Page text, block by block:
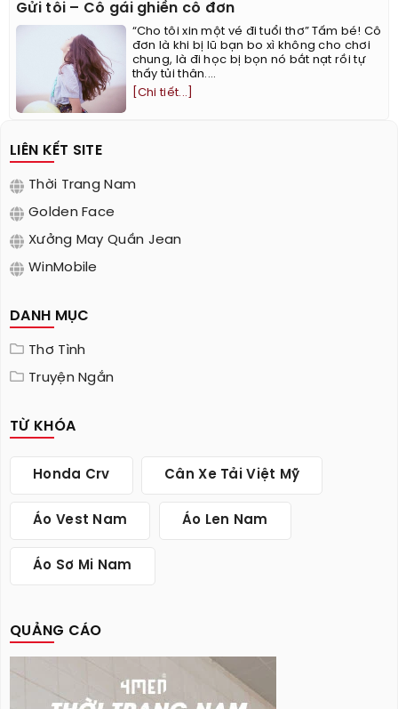
Gửi tôi – Cô gái ghiền cô đơn
“Cho tôi xin một vé đi tuổi thơ” Tấm bé! Cô
đơn là khi bị lũ bạn bo xì không cho chơi
chung, là đi học bị bọn nó bắt nạt rồi tự
thấy tủi thân....
[Chi tiết...]
LIÊN KẾT SITE
Thời Trang Nam
Golden Face
Xưởng May Quần Jean
WinMobile
DANH MỤC
Thơ Tình
Truyện Ngắn
TỪ KHÓA
Honda Crv Cân Xe Tải Việt Mỹ
Áo Vest Nam Áo Len Nam
Áo Sơ Mi Nam
QUẢNG CÁO